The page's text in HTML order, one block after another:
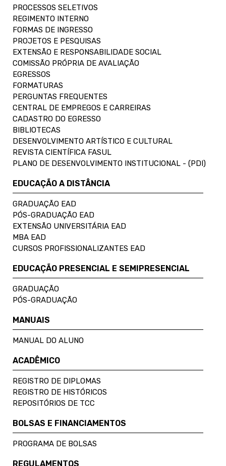
PROCESSOS SELETIVOS
REGIMENTO INTERNO
FORMAS DE INGRESSO
PROJETOS E PESQUISAS
EXTENSÃO E RESPONSABILIDADE SOCIAL
COMISSÃO PRÓPRIA DE AVALIAÇÃO
EGRESSOS
FORMATURAS
PERGUNTAS FREQUENTES
CENTRAL DE EMPREGOS E CARREIRAS
CADASTRO DO EGRESSO
BIBLIOTECAS
DESENVOLVIMENTO ARTÍSTICO E CULTURAL
REVISTA CIENTÍFICA FASUL
PLANO DE DESENVOLVIMENTO INSTITUCIONAL - (PDI)
EDUCAÇÃO A DISTÂNCIA
GRADUAÇÃO EAD
PÓS-GRADUAÇÃO EAD
EXTENSÃO UNIVERSITÁRIA EAD
MBA EAD
CURSOS PROFISSIONALIZANTES EAD
EDUCAÇÃO PRESENCIAL E SEMIPRESENCIAL
GRADUAÇÃO
PÓS-GRADUAÇÃO
MANUAIS
MANUAL DO ALUNO
ACADÊMICO
REGISTRO DE DIPLOMAS
REGISTRO DE HISTÓRICOS
REPOSITÓRIOS DE TCC
BOLSAS E FINANCIAMENTOS
PROGRAMA DE BOLSAS
REGULAMENTOS